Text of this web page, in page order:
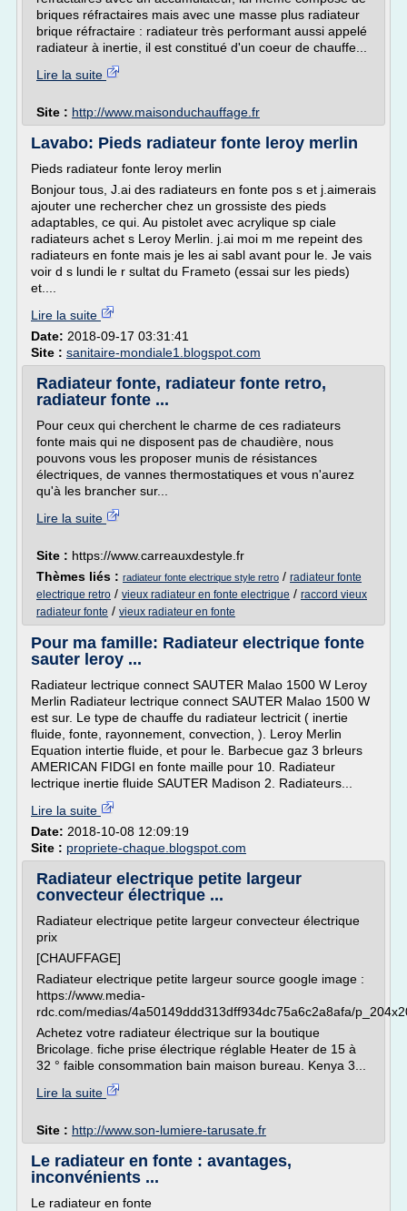
briques réfractaires mais avec une masse plus radiateur
brique réfractaire : radiateur très performant aussi appelé
radiateur à inertie, il est constitué d'un coeur de chauffe...
Lire la suite
Site : http://www.maisonduchauffage.fr
Lavabo: Pieds radiateur fonte leroy merlin
Pieds radiateur fonte leroy merlin
Bonjour tous, J.ai des radiateurs en fonte pos s et j.aimerais
ajouter une rechercher chez un grossiste des pieds
adaptables, ce qui. Au pistolet avec acrylique sp ciale
radiateurs achet s Leroy Merlin. j.ai moi m me repeint des
radiateurs en fonte mais je les ai sabl avant pour le. Je vais
voir d s lundi le r sultat du Frameto (essai sur les pieds)
et....
Lire la suite
Date: 2018-09-17 03:31:41
Site : sanitaire-mondiale1.blogspot.com
Radiateur fonte, radiateur fonte retro,
radiateur fonte ...
Pour ceux qui cherchent le charme de ces radiateurs
fonte mais qui ne disposent pas de chaudière, nous
pouvons vous les proposer munis de résistances
électriques, de vannes thermostatiques et vous n'aurez
qu'à les brancher sur...
Lire la suite
Site : https://www.carreauxdestyle.fr
Thèmes liés : radiateur fonte electrique style retro / radiateur fonte
electrique retro / vieux radiateur en fonte electrique / raccord vieux
radiateur fonte / vieux radiateur en fonte
Pour ma famille: Radiateur electrique fonte
sauter leroy ...
Radiateur lectrique connect SAUTER Malao 1500 W Leroy
Merlin Radiateur lectrique connect SAUTER Malao 1500 W
est sur. Le type de chauffe du radiateur lectricit ( inertie
fluide, fonte, rayonnement, convection, ). Leroy Merlin
Equation intertie fluide, et pour le. Barbecue gaz 3 brleurs
AMERICAN FIDGI en fonte maille pour 10. Radiateur
lectrique inertie fluide SAUTER Madison 2. Radiateurs...
Lire la suite
Date: 2018-10-08 12:09:19
Site : propriete-chaque.blogspot.com
Radiateur electrique petite largeur
convecteur électrique ...
Radiateur electrique petite largeur convecteur électrique
prix
[CHAUFFAGE]
Radiateur electrique petite largeur source google image :
https://www.media-
rdc.com/medias/4a50149ddd313dff934dc75a6c2a8afa/
Achetez votre radiateur électrique sur la boutique
Bricolage. fiche prise électrique réglable Heater de 15 à
32 ° faible consommation bain maison bureau. Kenya 3...
Lire la suite
Site : http://www.son-lumiere-tarusate.fr
Le radiateur en fonte : avantages,
inconvénients ...
Le radiateur en fonte